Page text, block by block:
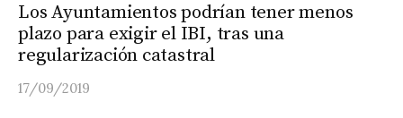
Los Ayuntamientos podrían tener menos
plazo para exigir el IBI, tras una
regularización catastral
17/09/2019